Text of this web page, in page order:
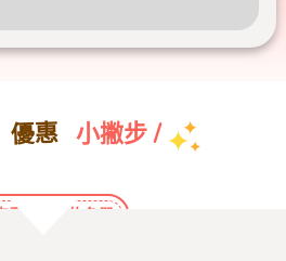
優惠 小撇步 /
惠
看本店特約名單